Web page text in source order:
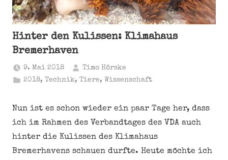
Hinter den Kulissen: Klimahaus
Bremerhaven
9. Mai 2018
Timo Hörske
2018,Technik,Tiere, Wissenschaft
Nun ist es schon wieder ein paar Tage her, dass
ich im Rahmen des Verbandtages des VDA auch
hinter die Kulissen des Klimahaus
Bremerhavens schauen durfte. Heute möchte ich